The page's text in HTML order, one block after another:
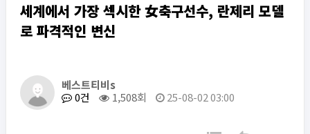
세계에서 가장 섹시한 女축구선수, 란제리 모델
로 파격적인 변신
베스트티비s
0건
1,508회 25-08-02 03:00